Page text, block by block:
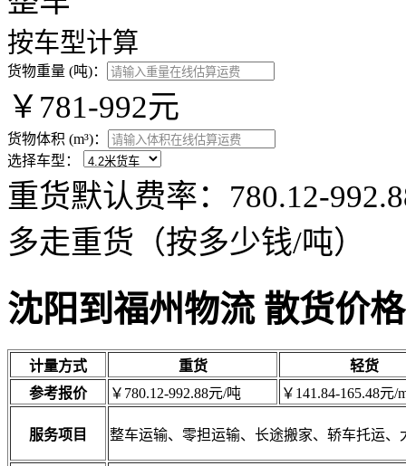
按车型计算
货物重量 (吨)：
￥781-992元
货物体积 (m³)：
选择车型：
重货默认费率：780.12-
多走重货（按多少钱/吨）
沈阳到福州物流 散货价格
计量方式 重货
轻货
参考报价
￥780.12-992.88元/吨 ￥141.84-165.48元/
服务项目 整车运输、零担运输、长途搬家、轿车托运